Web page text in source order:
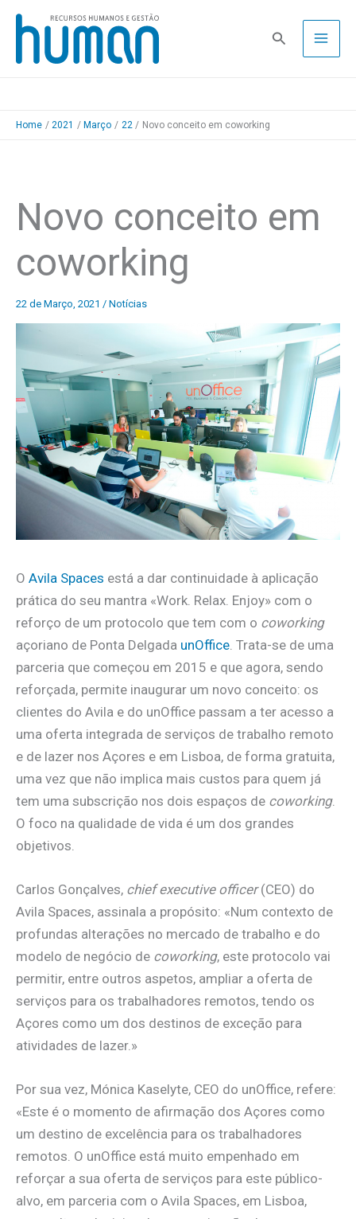
Skip
content
Pesquisa
Home 2021 Março 22 Novo conceito em coworking
Novo conceito em
coworking
22 de Março, 2021 / Notícias
O Avila Spaces está a dar continuidade à aplicação
prática do seu mantra «Work. Relax. Enjoy» com o
reforço de um protocolo que tem com o coworking
açoriano de Ponta Delgada unOffice . Trata-se de uma
parceria que começou em 2015 e que agora, sendo
reforçada, permite inaugurar um novo conceito: os
clientes do Avila e do unOffice passam a ter acesso a
uma oferta integrada de serviços de trabalho remoto
e de lazer nos Açores e em Lisboa, de forma gratuita,
uma vez que não implica mais custos para quem já
tem uma subscrição nos dois espaços de coworking.
O foco na qualidade de vida é um dos grandes
objetivos.
Carlos Gonçalves, chief executive officer(CEO) do
Avila Spaces, assinala a propósito: «Num contexto de
profundas alterações no mercado de trabalho e do
modelo de negócio de coworking, este protocolo vai
permitir, entre outros aspetos, ampliar a oferta de
serviços para os trabalhadores remotos, tendo os
Açores como um dos destinos de exceção para
atividades de lazer.»
Por sua vez, Mónica Kaselyte, CEO do unOffice, refere:
«Este é o momento de afirmação dos Açores como
um destino de excelência para os trabalhadores
remotos. O unOffice está muito empenhado em
reforçar a sua oferta de serviços para este público-
alvo, em parceria com o Avila Spaces, em Lisboa,